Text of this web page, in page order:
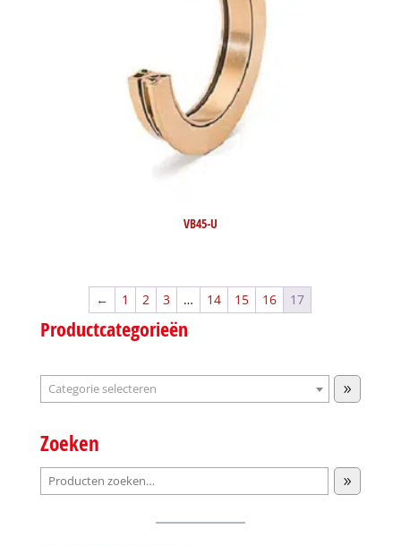
VB45-U
← 1 2 3 … 14 15 16 17
Productcategorieën
Categorie
selecteren
Zoeken